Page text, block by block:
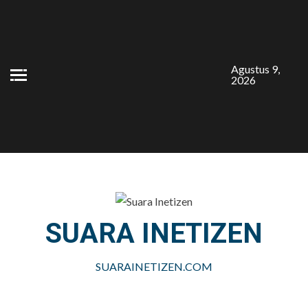
Agustus 9,
2026
SUARA INETIZEN
SUARAINETIZEN.COM